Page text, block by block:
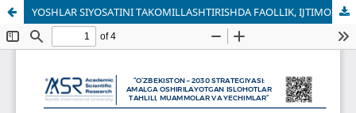
YOSHLAR SIYOSATINI TAKOMILLASHTIRISHDA FAOLLIK, IJTIMOIY MAS’ULIYAT VA KELAJAK SARI ISHONCH